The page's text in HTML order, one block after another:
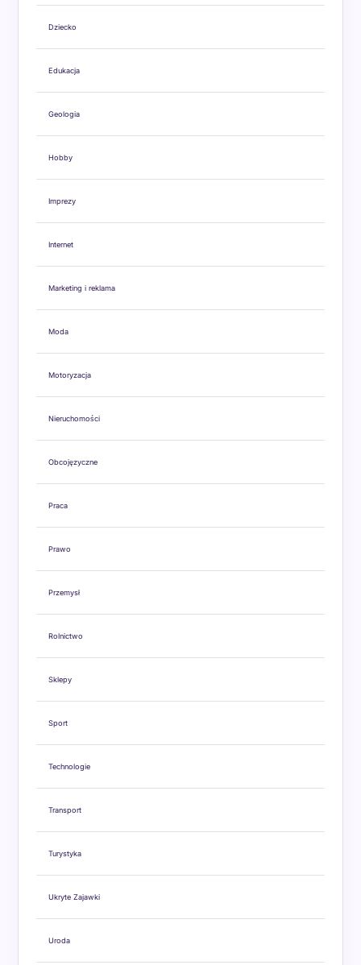
Dziecko
Edukacja
Geologia
Hobby
Imprezy
Internet
Marketing i reklama
Moda
Motoryzacja
Nieruchomości
Obcojęzyczne
Praca
Prawo
Przemysł
Rolnictwo
Sklepy
Sport
Technologie
Transport
Turystyka
Ukryte Zajawki
Uroda